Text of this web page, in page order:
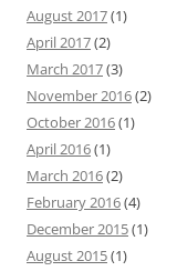
August 2017(1)
April 2017(2)
March 2017(3)
November 2016(2)
October 2016(1)
April 2016(1)
March 2016(2)
February 2016(4)
December 2015(1)
August 2015(1)